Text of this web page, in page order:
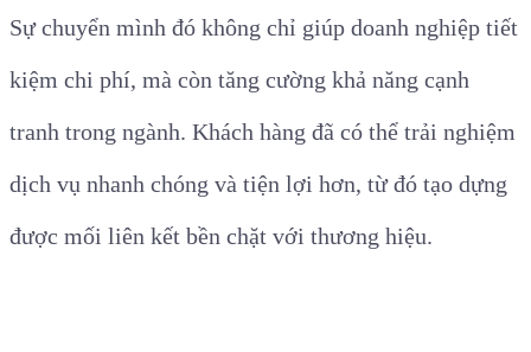
Sự chuyển mình đó không chỉ giúp doanh nghiệp tiết
kiệm chi phí, mà còn tăng cường khả năng cạnh
tranh trong ngành. Khách hàng đã có thể trải nghiệm
dịch vụ nhanh chóng và tiện lợi hơn, từ đó tạo dựng
được mối liên kết bền chặt với thương hiệu.